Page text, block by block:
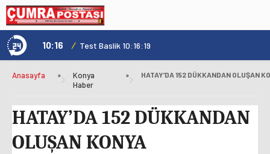
10:16 / Test Baslik 10:16:19
Anasayfa »
Konya
Haber
»
HATAY’DA 152 DÜKKANDAN
OLUŞAN KONYA